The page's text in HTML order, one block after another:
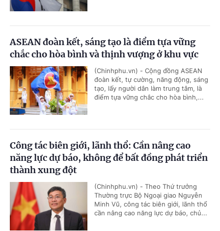
ASEAN đoàn kết, sáng tạo là điểm tựa vững
chắc cho hòa bình và thịnh vượng ở khu vực
(Chinhphu.vn) - Cộng đồng ASEAN
đoàn kết, tự cường, năng động, sáng
tạo, lấy người dân làm trung tâm, là
điểm tựa vững chắc cho hòa bình,...
Công tác biên giới, lãnh thổ: Cần nâng cao
năng lực dự báo, không để bất đồng phát triển
thành xung đột
(Chinhphu.vn) - Theo Thứ trưởng
Thường trực Bộ Ngoại giao Nguyễn
Minh Vũ, công tác biên giới, lãnh thổ
cần nâng cao năng lực dự báo, chủ...